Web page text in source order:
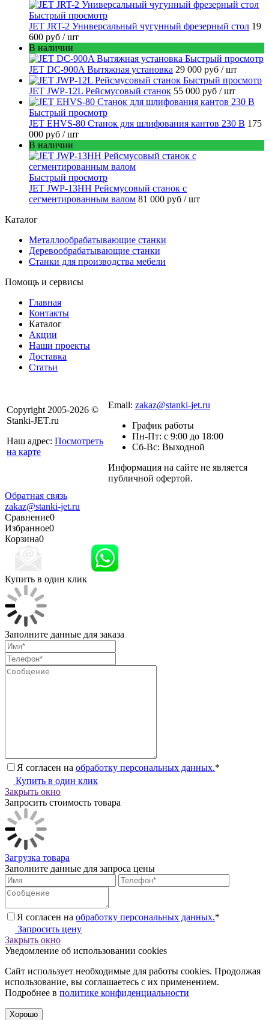
Быстрый просмотр
JET JRT-2 Универсальный чугунный фрезерный стол 19
600 руб / шт
В наличии
Быстрый просмотр
JET DC-900A Вытяжная установка 29 000 руб / шт
Быстрый просмотр
JET JWP-12L Рейсмусовый станок 55 000 руб / шт
Быстрый просмотр
JET EHVS-80 Станок для шлифования кантов 230 В 175
000 руб / шт
В наличии
Быстрый просмотр
JET JWP-13HH Рейсмусовый станок с
сегментированным валом 81 000 руб / шт
Каталог
Металлообрабатывающие станки
Деревообрабатывающие станки
Станки для производства мебели
Помощь и сервисы
Главная
Контакты
Каталог
Акции
Наши проекты
Доставка
Статьи
Copyright 2005-2026 ©
Stanki-JET.ru
Наш адрес: Посмотреть
на карте
Email: zakaz@stanki-jet.ru
График работы
Пн-Пт: с 9:00 до 18:00
Сб-Вс: Выходной
Информация на сайте не является
публичной офертой.
Обратная связь
zakaz@stanki-jet.ru
Сравнение0
Избранное0
Корзина0
Купить в один клик
Заполните данные для заказа
Я согласен на обработку персональных данных.*
Купить в один клик
Закрыть окно
Запросить стоимость товара
Загрузка товара
Заполните данные для запроса цены
Я согласен на обработку персональных данных.*
Запросить цену
Закрыть окно
Уведомление об использовании cookies
Сайт использует необходимые для работы cookies. Продолжая
использование, вы соглашаетесь с их применением.
Подробнее в политике конфиденциальности
Хорошо